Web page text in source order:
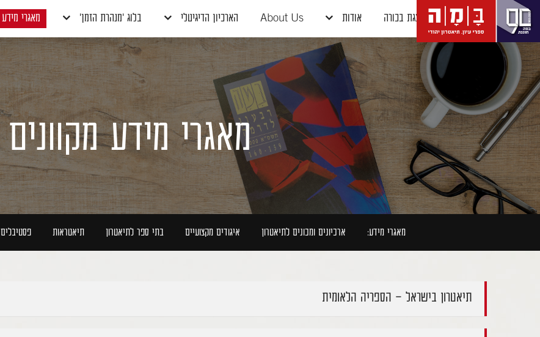
דלג לסרגל הניווט
דלג לתוכן
הצגת בכורה אודות About Us הארכיון הדיגיטלי בלוג 'מנהרת הזמן' מאגרי מידע
מאגרי מידע מקוונים
מאגרי מידע: ארכיונים ומכונים לתיאטרון איגודים מקצועיים בתי ספר לתיאטרון תיאטראות פסטיבלים
תיאטרון בישראל - הספריה הלאומית